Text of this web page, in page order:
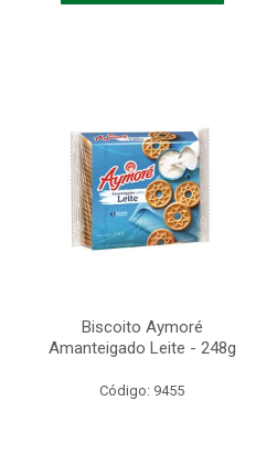
Biscoito Aymoré
Amanteigado Leite - 248g
Código: 9455